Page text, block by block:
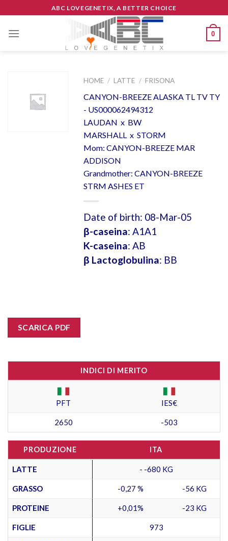
to
content
ABC LOVEGENETIX, A BETTER CHOICE
0
HOME / LATTE / FRISONA
CANYON-BREEZE ALASKA TL TV TY
- US000062494312
LAUDAN x BW
MARSHALL x STORM
Mom: CANYON-BREEZE MAR
ADDISON
Grandmother: CANYON-BREEZE
STRM ASHES ET
Date of birth: 08-Mar-05
β-caseina: A1A1
K-caseina: AB
β Lactoglobulina: BB
SCARICA PDF
INDICI DI MERITO
PFT IES€
2650 -503
PRODUZIONE ITA
LATTE - -680 KG
GRASSO -0,27 % -56 KG
PROTEINE +0,01% -23 KG
FIGLIE 973